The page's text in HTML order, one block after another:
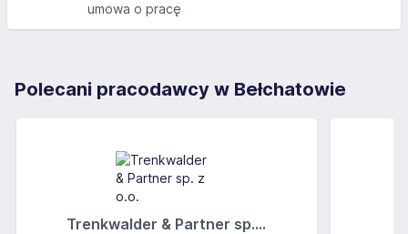
umowa o pracę
Polecani pracodawcy w Bełchatowie
Trenkwalder & Partner sp....